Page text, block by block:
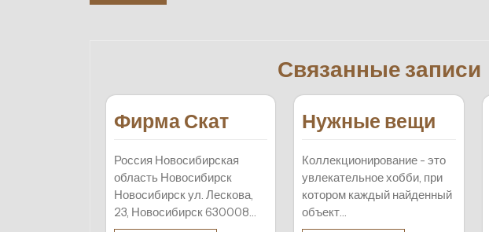
Связанные записи
Фирма Скат
Россия Новосибирская
область Новосибирск
Новосибирск ул. Лескова,
23, Новосибирск 630008…
Нужные вещи
Коллекционирование - это
увлекательное хобби, при
котором каждый найденный
объект…